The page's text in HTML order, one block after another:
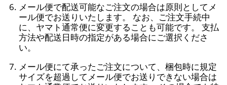
メール便で配送可能なご注文の場合は原則としてメ
ール便でお送りいたします。 なお、ご注文手続中
に、ヤマト通常便に変更することも可能です。 支払
方法や配送日時の指定がある場合にご選択くださ
い。
メール便にて承ったご注文について、梱包時に規定
サイズを超過してメール便でお送りできない場合は